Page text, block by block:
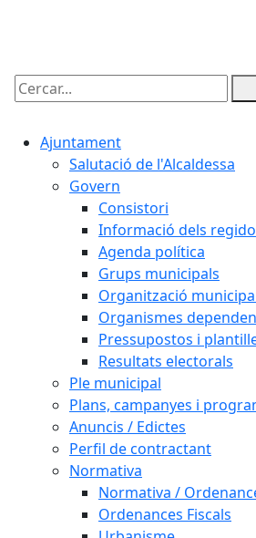
Cercar:
Ajuntament
Salutació de l'Alcaldessa
Govern
Consistori
Informació dels
Agenda política
Grups municipals
Organització
Organismes
Pressupostos i
Resultats electorals
Ple municipal
Plans, campanyes i
Anuncis / Edictes
Perfil de contractant
Normativa
Normativa /
Ordenances Fiscals